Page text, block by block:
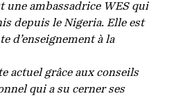
une ambassadrice WES qui
depuis le Nigeria. Elle est
d’enseignement à la
actuel grâce aux conseils
qui a su cerner ses